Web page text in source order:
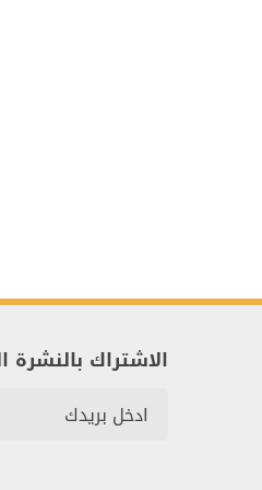
الاشتراك بالنشرة